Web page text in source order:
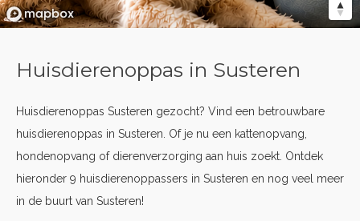
Huisdierenoppas in Susteren
Huisdierenoppas Susteren gezocht? Vind een betrouwbare
huisdierenoppas in Susteren. Of je nu een kattenopvang,
hondenopvang of dierenverzorging aan huis zoekt. Ontdek
hieronder 9 huisdierenoppassers in Susteren en nog veel meer
in de buurt van Susteren!